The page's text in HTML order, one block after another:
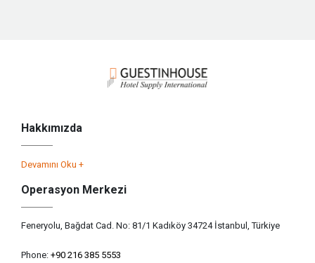
Hakkımızda
Devamını Oku +
Operasyon Merkezi
Feneryolu, Bağdat Cad. No: 81/1 Kadıköy 34724 İstanbul, Türkiye
Phone: +90 216 385 5553